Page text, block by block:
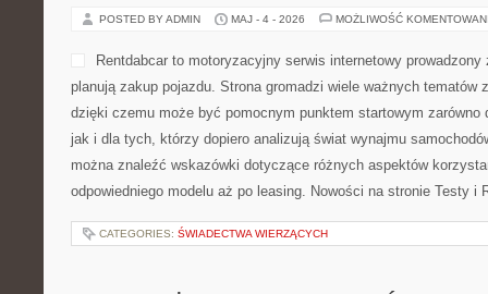
POSTED BY ADMIN MAJ - 4 - 2026 MOŻLIWOŚĆ
Rentdabcar to motoryzacyjny serwis internetowy
planują zakup pojazdu. Strona gromadzi wiele ważnych tematów
dzięki czemu może być pomocnym punktem startowym zarówno
jak i dla tych, którzy dopiero analizują świat wynajmu
można znaleźć wskazówki dotyczące różnych aspektów
odpowiedniego modelu aż po leasing. Nowości na stronie Testy
CATEGORIES: ŚWIADECTWA WIERZĄCYCH